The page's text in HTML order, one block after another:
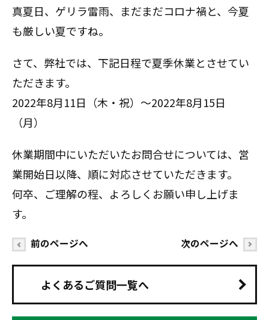
真夏日、ゲリラ雷雨、まだまだコロナ禍と、今夏
も厳しい夏ですね。
さて、弊社では、下記日程で夏季休業とさせてい
ただきます。
2022年8月11日（木・祝）～2022年8月15日
（月）
休業期間中にいただいたお問合せについては、営
業開始日以降、順に対応させていただきます。
何卒、ご理解の程、よろしくお願い申し上げま
す。
前のページへ 次のページへ
よくあるご質問一覧へ